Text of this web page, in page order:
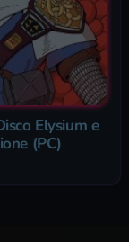
Elysium e
(PC)